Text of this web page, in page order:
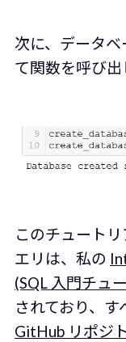
次に、データ
て関数を呼び出
このチュート
エリは、私の
(SQL 入門チュ
されており、す
GitHub リポジ